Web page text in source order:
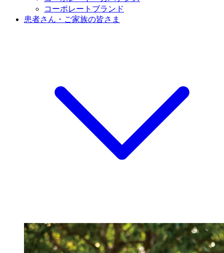
コーポレートブランド
患者さん・ご家族の皆さま